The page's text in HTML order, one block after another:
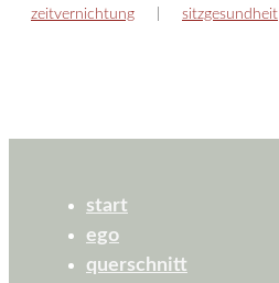
zeitvernichtung sitzgesundheit
start
ego
querschnitt